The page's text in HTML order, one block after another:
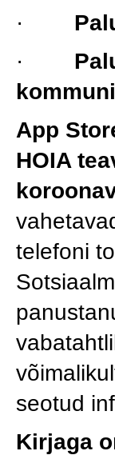
·
·
App
HOIA
telefoni
seotud
Kirjaga